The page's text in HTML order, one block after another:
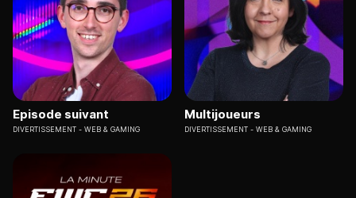
Episode suivant
DIVERTISSEMENT WEB & GAMING
Multijoueurs
DIVERTISSEMENT WEB & GAMING